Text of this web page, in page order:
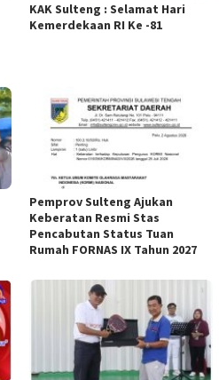
KAK Sulteng : Selamat Hari
Kemerdekaan RI Ke -81
Pemprov Sulteng Ajukan
Keberatan Resmi Stas
Pencabutan Status Tuan
Rumah FORNAS IX Tahun 2027